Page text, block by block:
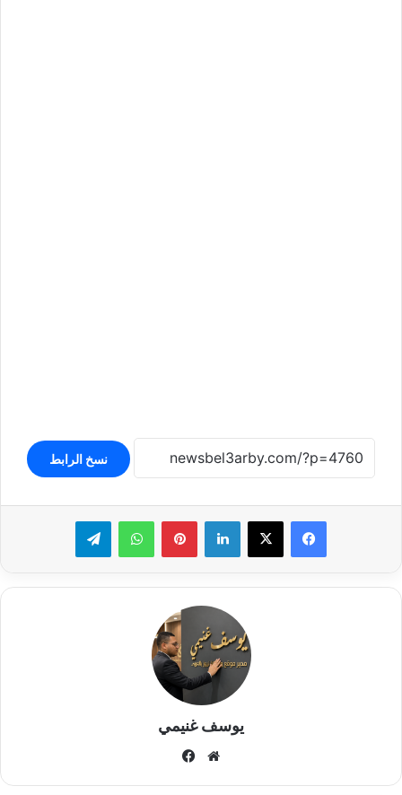
نسخ الرابط
لينكدإن بينتيريستواتساب تيلقرام
يوسف غنيمي
موقع